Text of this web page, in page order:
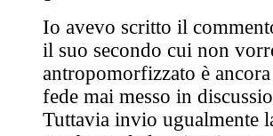
Io avevo scritto il
il suo secondo cui non
antropomorfizzato è
fede mai messo in
Tuttavia invio ugualmente